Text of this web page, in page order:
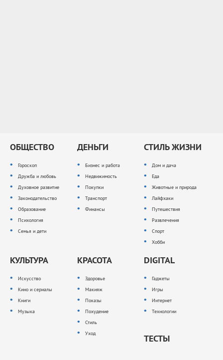
ОБЩЕСТВО
Гороскоп
Дружба и любовь
Духовное развитие
Законодательство
Образование
Психология
Семья и дети
ДЕНЬГИ
Бизнес и работа
Недвижимость
Покупки
Транспорт
Финансы
СТИЛЬ ЖИЗНИ
Дом и дача
Еда
Животные и природа
Лайфхаки
Путешествия
Развлечения
Спорт
Хобби
КУЛЬТУРА
Искусство
Кино и сериалы
Книги
Музыка
КРАСОТА
Здоровье
Макияж
Показы
Похудение
Стиль
Уход
DIGITAL
Гаджеты
Игры
Интернет
Технологии
ТЕСТЫ